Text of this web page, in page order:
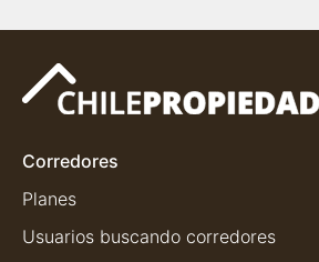
Corredores
Planes
Usuarios buscando corredores